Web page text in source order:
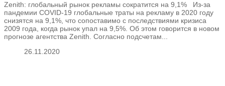
Zenith: глобальный рынок рекламы сократится на 9,1% Из-за
пандемии COVID-19 глобальные траты на рекламу в 2020 году
снизятся на 9,1%, что сопоставимо с последствиями кризиса
2009 года, когда рынок упал на 9,5%. Об этом говорится в новом
прогнозе агентства Zenith. Согласно подсчетам...
26.11.2020